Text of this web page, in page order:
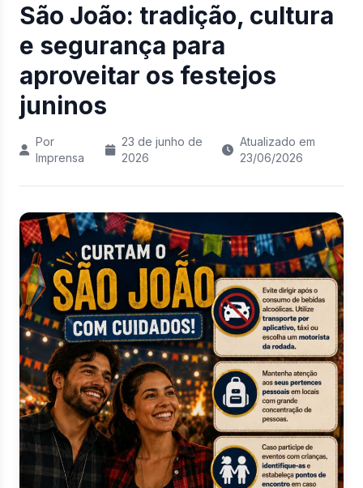
São João: tradição, cultura
e segurança para
aproveitar os festejos
juninos
Por
Imprensa
23 de junho de
2026
Atualizado em
23/06/2026